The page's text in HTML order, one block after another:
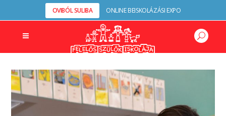
OVIBÓL SULIBA ONLINE BEISKOLÁZÁSI EXPO